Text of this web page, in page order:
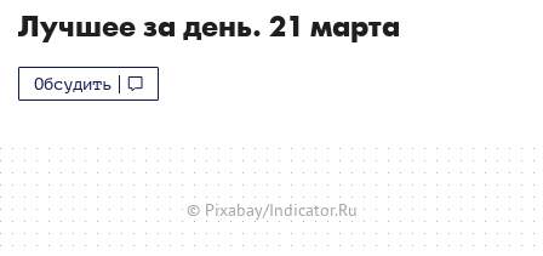
Лучшее за день. 21 марта
Обсудить
© Pixabay/Indicator.Ru